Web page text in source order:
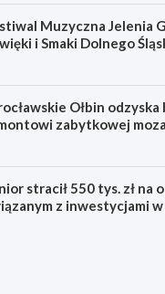
Muzyczna Jelenia
i Smaki Dolnego
Ołbin odzyska
zabytkowej
stracił 550 tys. zł na
z inwestycjami